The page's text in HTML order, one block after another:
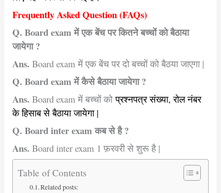
Frequently Asked Question (FAQs)
Q. Board exam में एक बेंच पर कितने बच्चों को बैठाया
जायेगा ?
Ans. Board exam में एक बेंच पर दो बच्चों को बैठया जाएगा |
Q. Board exam में कैसे बैठाया जायेगा ?
Ans. Board exam में बच्चों कोप्रश्नपत्र संख्या, रोल नंबर
के हिसाब से बैठाया जायेगा |
Q. Board inter exam कब से है ?
Ans. Board inter exam 1 फ़रवरी से शुरू है |
Table of Contents
Related posts: